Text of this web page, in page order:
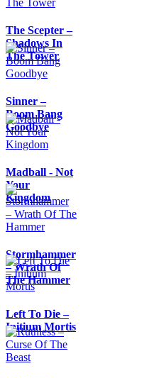
The Scepter –
Shadows In
The Tower
Sinner –
Boom Bang
Goodbye
Madball - Not
Your
Kingdom
Stormhammer
– Wrath Of
The Hammer
Left To Die –
Initium Mortis